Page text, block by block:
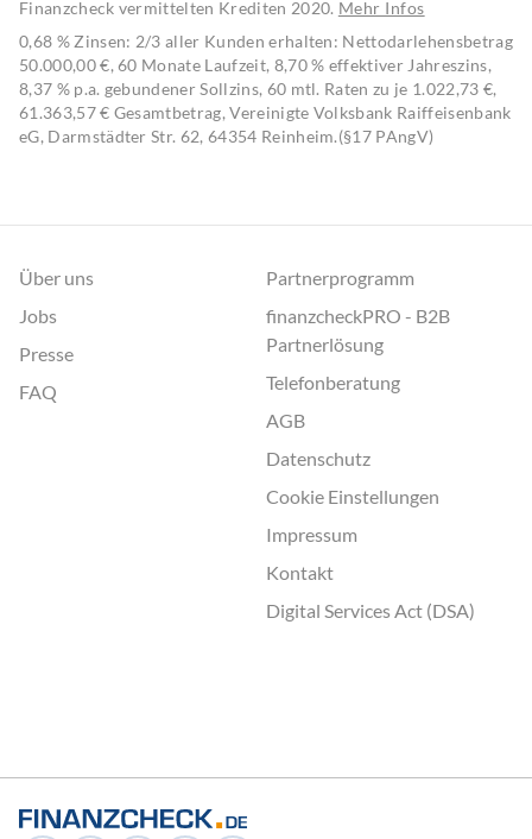
Finanzcheck vermittelten Krediten 2020. Mehr Infos
0,68 % Zinsen: 2/3 aller Kunden erhalten: Nettodarlehensbetrag
50.000,00 €, 60 Monate Laufzeit, 8,70 % effektiver Jahreszins,
8,37 % p.a. gebundener Sollzins, 60 mtl. Raten zu je 1.022,73 €,
61.363,57 € Gesamtbetrag, Vereinigte Volksbank Raiffeisenbank
eG, Darmstädter Str. 62, 64354 Reinheim.(§17 PAngV)
Über uns
Jobs
Presse
FAQ
Partnerprogramm
finanzcheckPRO - B2B
Partnerlösung
Telefonberatung
AGB
Datenschutz
Cookie Einstellungen
Impressum
Kontakt
Digital Services Act (DSA)